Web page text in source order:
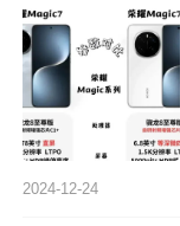
2024-12-24